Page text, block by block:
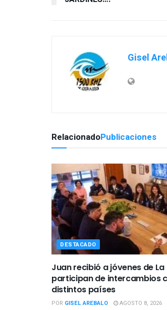
Gisel
RelacionadoPublicaciones
DESTACADO
Juan recibió a jóvenes de
participan de intercambios
distintos países
POR GISEL AREBALO AGOSTO 8, 2026